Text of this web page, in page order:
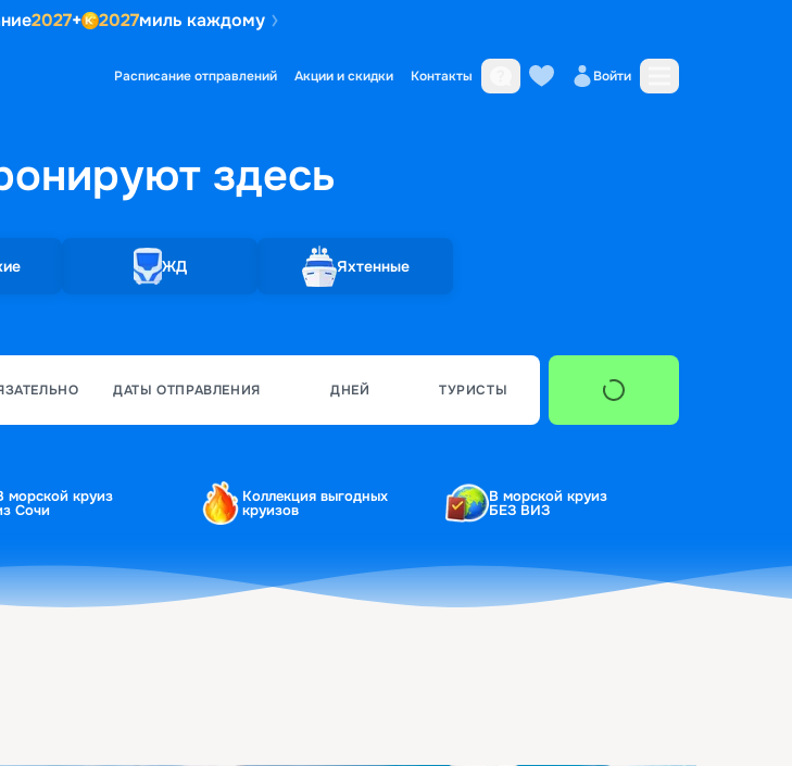
2027+ 2027миль каждому
Расписание отправлений Акции и скидки Контакты Войти
здесь
ЖД Яхтенные
ДАТЫ ОТПРАВЛЕНИЯ ДНЕЙ ТУРИСТЫ
морской круиз
Сочи
Коллекция выгодных
круизов
В морской круиз
БЕЗ ВИЗ